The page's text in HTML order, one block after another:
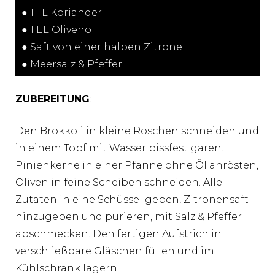
● 1 TL Koriander
● 1 EL Olivenöl
● Saft von einer halben Zitrone
● Meersalz & Pfeffer
ZUBEREITUNG:
Den Brokkoli in kleine Röschen schneiden und
in einem Topf mit Wasser bissfest garen.
Pinienkerne in einer Pfanne ohne Öl anrösten,
Oliven in feine Scheiben schneiden. Alle
Zutaten in eine Schüssel geben, Zitronensaft
hinzugeben und pürieren, mit Salz & Pfeffer
abschmecken. Den fertigen Aufstrich in
verschließbare Gläschen füllen und im
Kühlschrank lagern.